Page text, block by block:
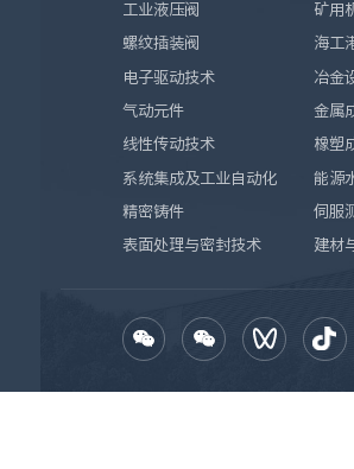
工业液压阀
螺纹插装阀
电子驱动技术
气动元件
线性传动技术
系统集成及工业自动化
精密铸件
表面处理与密封技术
矿用
海工
冶金
金属
橡塑
能源
伺服
建材